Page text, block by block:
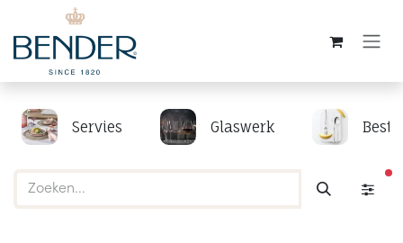
Overslaan naar inhoud
Servies Glaswerk